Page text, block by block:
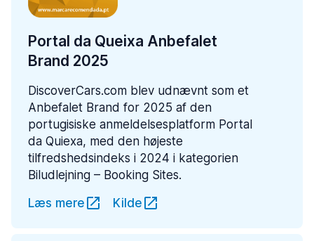
Portal da Queixa Anbefalet
Brand 2025
DiscoverCars.com blev udnævnt som et
Anbefalet Brand for 2025 af den
portugisiske anmeldelsesplatform Portal
da Quiexa, med den højeste
tilfredshedsindeks i 2024 i kategorien
Biludlejning – Booking Sites.
Læs mere
Kilde